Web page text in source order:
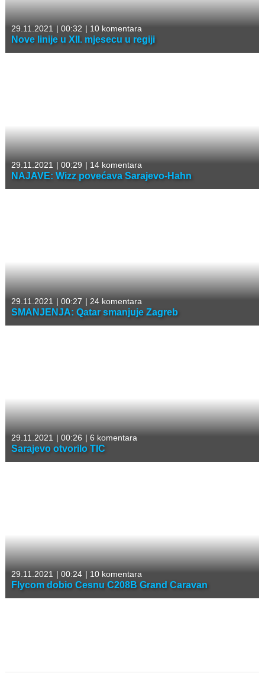
29.11.2021 | 00:32 | 10 komentara
Nove linije u XII. mjesecu u regiji
29.11.2021 | 00:29 | 14 komentara
NAJAVE: Wizz povećava Sarajevo-Hahn
29.11.2021 | 00:27 | 24 komentara
SMANJENJA: Qatar smanjuje Zagreb
29.11.2021 | 00:26 | 6 komentara
Sarajevo otvorilo TIC
29.11.2021 | 00:24 | 10 komentara
Flycom dobio Cesnu C208B Grand Caravan